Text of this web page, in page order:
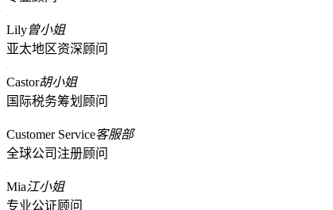
Lily曾小姐
亚太地区资深顾问
Castor胡小姐
国际税务筹划顾问
Customer Service客服部
全球公司注册顾问
Mia江小姐
专业公证顾问